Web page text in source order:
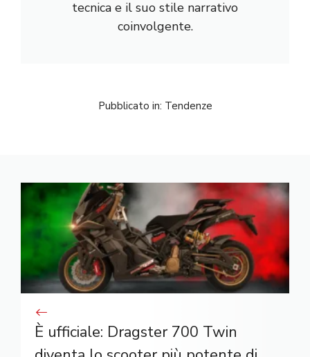
tecnica e il suo stile narrativo
coinvolgente.
Pubblicato in: Tendenze
È ufficiale: Dragster 700 Twin